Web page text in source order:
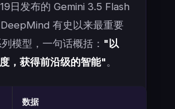
日发布的 Gemini 3.5 Flash
有史以来最重要
模型，一句话概括： "以
，获得前沿级的智能"。
数据